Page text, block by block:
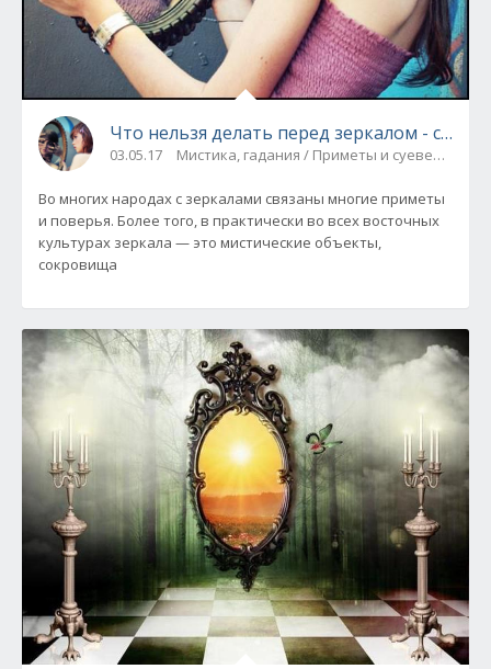
Что нельзя делать перед зеркалом -
03.05.17 Мистика, гадания / Приметы и суеверия
Во многих народах с зеркалами связаны многие приметы
и поверья. Более того, в практически во всех восточных
культурах зеркала — это мистические объекты,
сокровища